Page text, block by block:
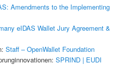
Amendments to the Implementing
eIDAS Wallet Jury Agreement &
Staff – OpenWallet Foundation
SPRIND | EUDI